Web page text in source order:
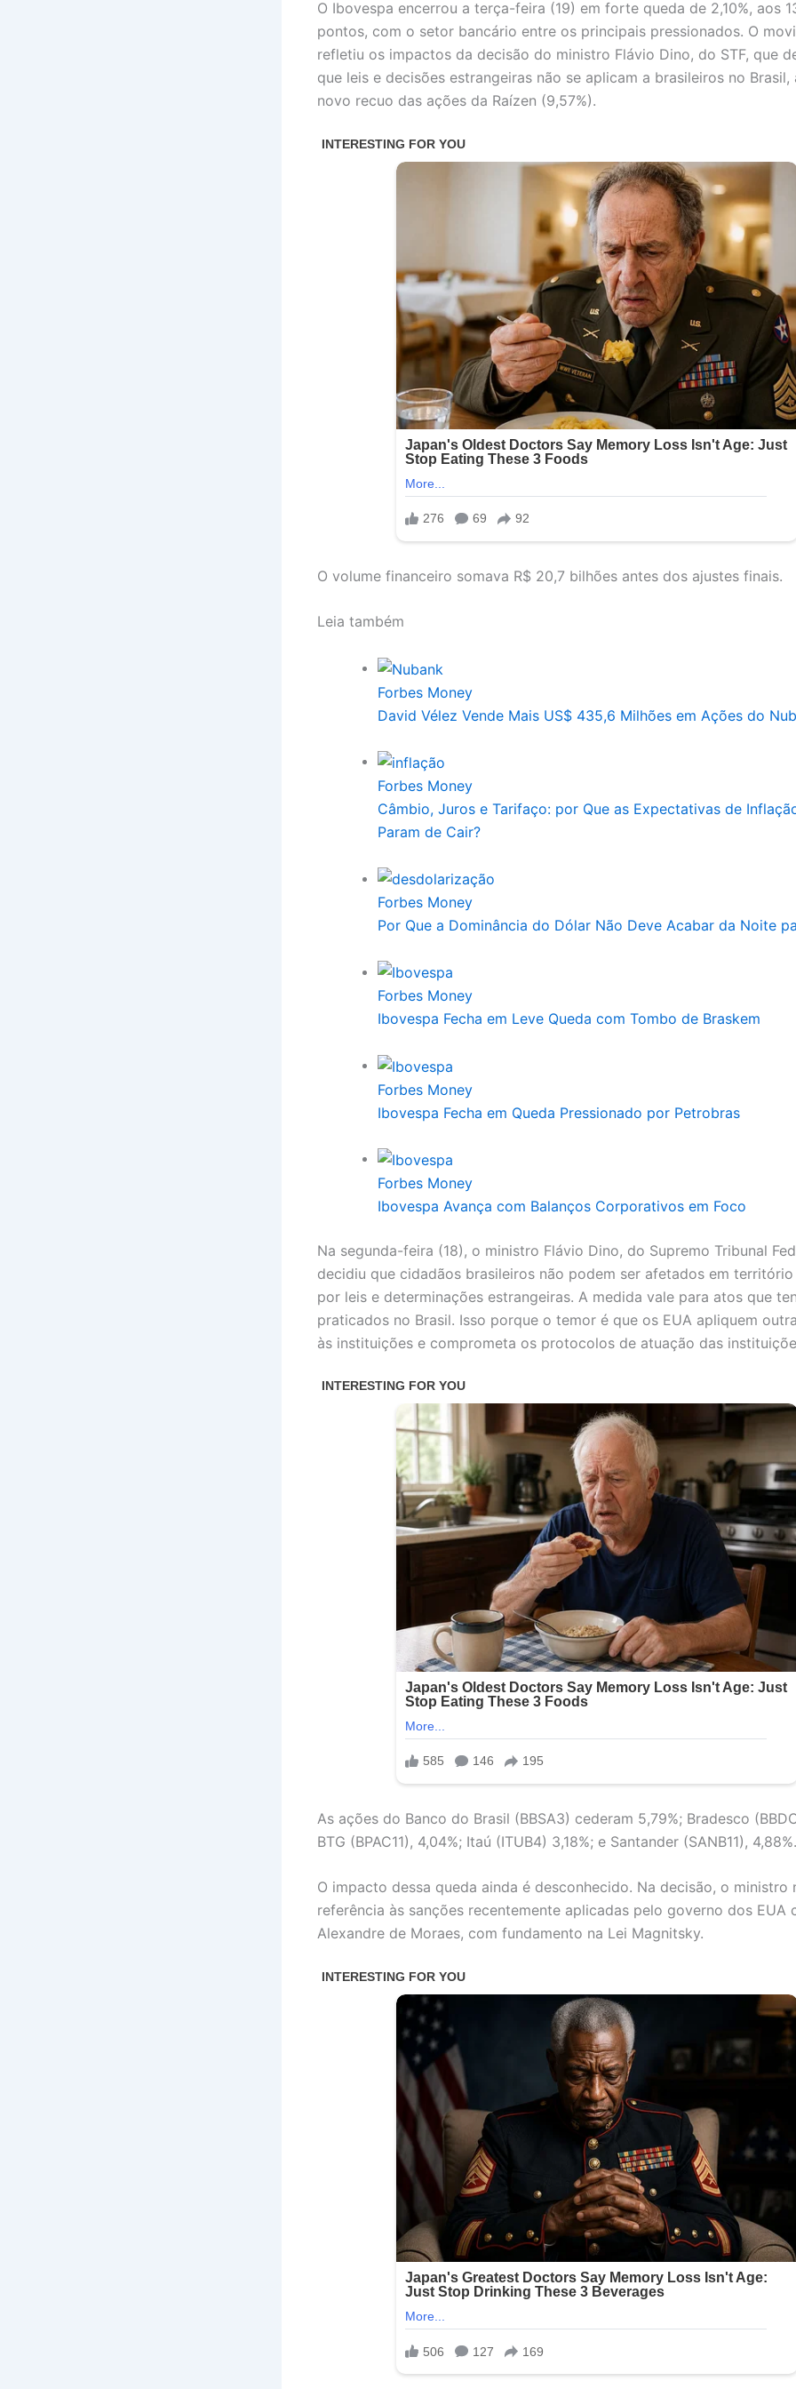
O Ibovespa encerrou a terça-feira (19) em forte queda de 2,10%, aos
pontos, com o setor bancário entre os principais pressionados. O
refletiu os impactos da decisão do ministro Flávio Dino, do STF, que
que leis e decisões estrangeiras não se aplicam a brasileiros no Brasil,
novo recuo das ações da Raízen (9,57%).
O volume financeiro somava R$ 20,7 bilhões antes dos ajustes finais.
Leia também
Forbes Money
David Vélez Vende Mais US$ 435,6 Milhões em Ações do
Forbes Money
Câmbio, Juros e Tarifaço: por Que as Expectativas de
Param de Cair?
Forbes Money
Por Que a Dominância do Dólar Não Deve Acabar da Noite
Forbes Money
Ibovespa Fecha em Leve Queda com Tombo de Braskem
Forbes Money
Ibovespa Fecha em Queda Pressionado por Petrobras
Forbes Money
Ibovespa Avança com Balanços Corporativos em Foco
Na segunda-feira (18), o ministro Flávio Dino, do Supremo Tribunal
decidiu que cidadãos brasileiros não podem ser afetados em
por leis e determinações estrangeiras. A medida vale para atos que
praticados no Brasil. Isso porque o temor é que os EUA apliquem
às instituições e comprometa os protocolos de atuação das
As ações do Banco do Brasil (BBSA3) cederam 5,79%; Bradesco
BTG (BPAC11), 4,04%; Itaú (ITUB4) 3,18%; e Santander (SANB11),
O impacto dessa queda ainda é desconhecido. Na decisão, o ministro
referência às sanções recentemente aplicadas pelo governo dos EUA
Alexandre de Moraes, com fundamento na Lei Magnitsky.